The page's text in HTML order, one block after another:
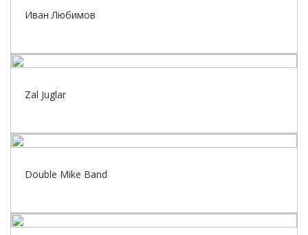
Иван Любимов
Zal Juglar
Double Mike Band